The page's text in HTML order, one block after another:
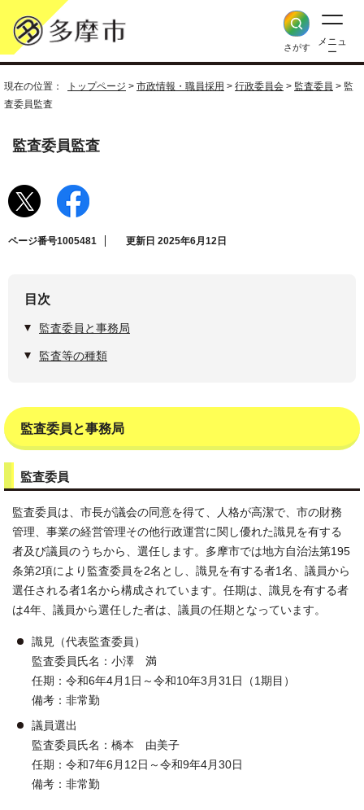
さがす
メニュ
ー
現在の位置： トップページ > 市政情報・職員採用 > 行政委員会 > 監査委員 > 監
査委員監査
監査委員監査
ページ番号1005481 更新日 2025年6月12日
目次
監査委員と事務局
監査等の種類
監査委員と事務局
監査委員
監査委員は、市長が議会の同意を得て、人格が高潔で、市の財務
管理、事業の経営管理その他行政運営に関し優れた識見を有する
者及び議員のうちから、選任します。多摩市では地方自治法第195
条第2項により監査委員を2名とし、識見を有する者1名、議員から
選任される者1名から構成されています。任期は、識見を有する者
は4年、議員から選任した者は、議員の任期となっています。
識見（代表監査委員）
監査委員氏名：小澤 満
任期：令和6年4月1日～令和10年3月31日（1期目）
備考：非常勤
議員選出
監査委員氏名：橋本 由美子
任期：令和7年6月12日～令和9年4月30日
備考：非常勤